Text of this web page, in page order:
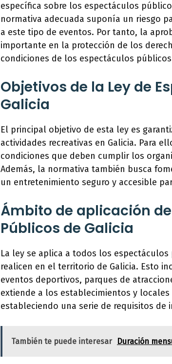
específica sobre los espectáculos
normativa adecuada suponía un riesgo
a este tipo de eventos. Por tanto, la
importante en la protección de los
condiciones de los espectáculos
Objetivos de la Ley de
Galicia
El principal objetivo de esta ley es
actividades recreativas en Galicia. Para
condiciones que deben cumplir los
Además, la normativa también busca
un entretenimiento seguro y accesible
Ámbito de aplicación
Públicos de Galicia
La ley se aplica a todos los
realicen en el territorio de Galicia. Esto
eventos deportivos, parques de
extiende a los establecimientos y
estableciendo una serie de requisitos
También te puede interesar Duración